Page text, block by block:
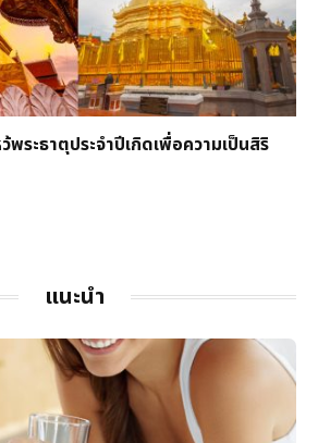
พระธาตุประจำปีเกิดเพื่อความเป็นสิริ
แนะนำ